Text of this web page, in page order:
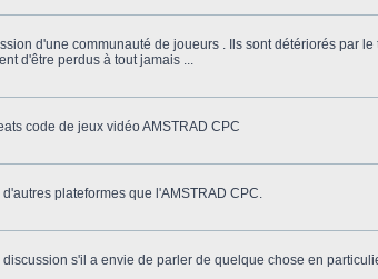
d'une communauté de joueurs . Ils sont détériorés par
d'être perdus à tout jamais ...
code de jeux vidéo AMSTRAD CPC
plateformes que l'AMSTRAD CPC.
s'il a envie de parler de quelque chose en